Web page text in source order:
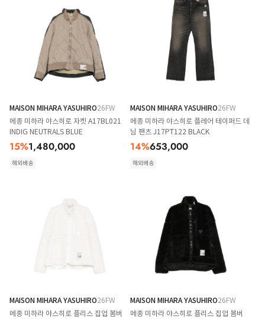
MAISON MIHARA YASUHIRO26FW
메종 미하라 야스히로 자켓 A17BL021
INDIG NEUTRALS BLUE
15%1,480,000
해외배송
MAISON MIHARA YASUHIRO26FW
메종 미하라 야스히로 플레어 테이퍼드 데
님 팬츠 J17PT122 BLACK
14%653,000
해외배송
MAISON MIHARA YASUHIRO26FW
메종 미하라 야스히로 플리스 집업 봄버
MAISON MIHARA YASUHIRO26FW
메종 미하라 야스히로 플리스 집업 봄버